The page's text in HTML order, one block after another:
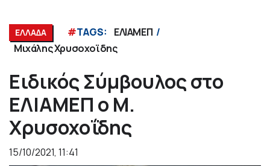
ΕΛΛΑΔΑ #TAGS:
ΕΛΙΑΜΕΠ
Μιχάλης Χρυσοχοϊδης
Ειδικός Σύμβουλος στο
ΕΛΙΑΜΕΠ ο Μ.
Χρυσοχοΐδης
15/10/2021, 11:41